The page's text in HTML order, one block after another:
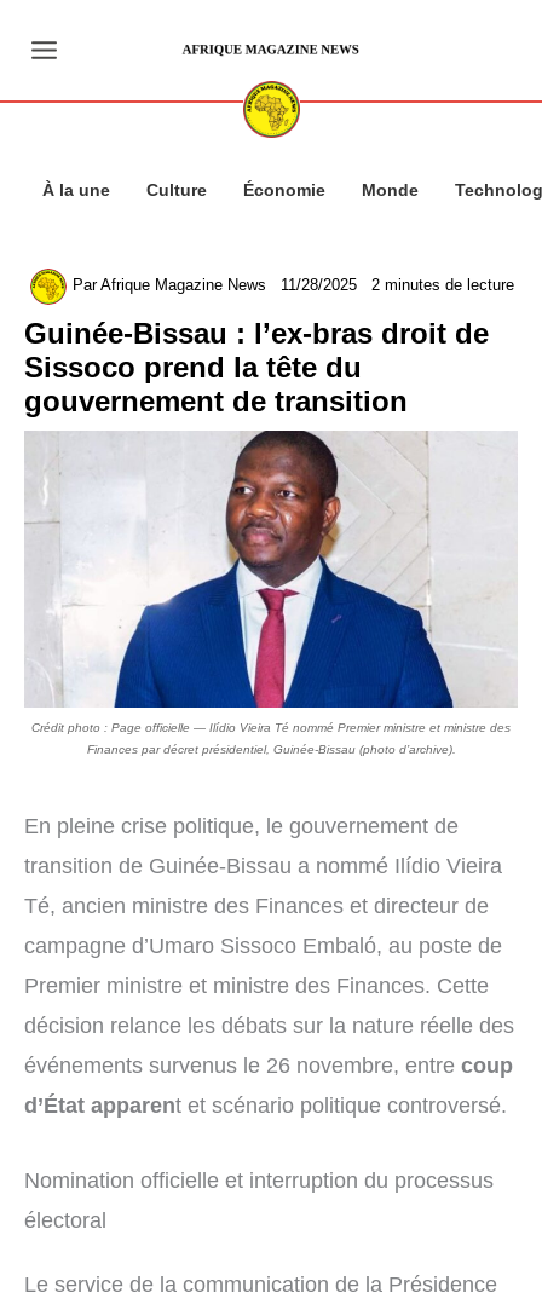
contenu
À la une Culture Économie Monde
ParAfrique Magazine News 11/28/2025 2 minutes de lecture
Guinée-Bissau : l’ex-bras droit de
Sissoco prend la tête du
gouvernement de transition
Crédit photo : Page officielle — Ilídio Vieira Té nommé Premier ministre et ministre des
Finances par décret présidentiel, Guinée-Bissau (photo d’archive).
En pleine crise politique, le gouvernement de
transition de Guinée-Bissau a nommé Ilídio Vieira
Té, ancien ministre des Finances et directeur de
campagne d’Umaro Sissoco Embaló, au poste de
Premier ministre et ministre des Finances. Cette
décision relance les débats sur la nature réelle des
événements survenus le 26 novembre, entre coup
d’État apparent et scénario politique controversé.
Nomination officielle et interruption du processus
électoral
Le service de la communication de la Présidence